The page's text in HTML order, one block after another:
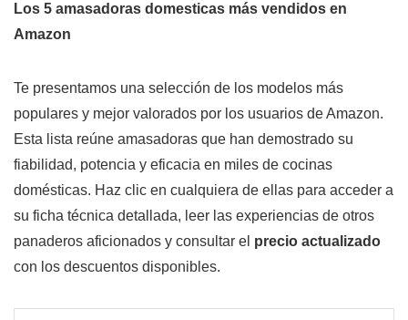
Los 5 amasadoras domesticas más vendidos en
Amazon
Te presentamos una selección de los modelos más
populares y mejor valorados por los usuarios de Amazon.
Esta lista reúne amasadoras que han demostrado su
fiabilidad, potencia y eficacia en miles de cocinas
domésticas. Haz clic en cualquiera de ellas para acceder a
su ficha técnica detallada, leer las experiencias de otros
panaderos aficionados y consultar el precio actualizado
con los descuentos disponibles.